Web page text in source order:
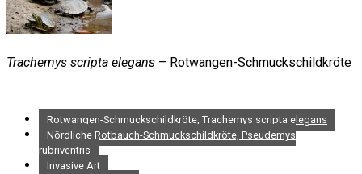
Trachemys scripta elegans – Rotwangen-Schmuckschildkröte
Rotwangen-Schmuckschildkröte, Trachemys scripta elegans
Nördliche Rotbauch-Schmuckschildkröte, Pseudemys
rubriventris
Invasive Art